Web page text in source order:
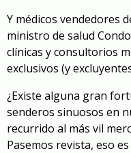
Y médicos vendedores
ministro de salud
clínicas y consultorios
exclusivos (y
¿Existe alguna gran
senderos sinuosos en
recurrido al más vil
Pasemos revista, eso